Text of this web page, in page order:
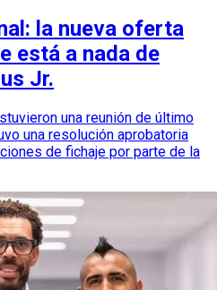
la nueva oferta
está a nada de
Jr.
una reunión de último
una resolución aprobatoria
de fichaje por parte de la